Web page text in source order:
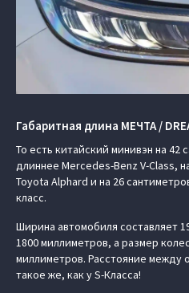
Габаритная длина МЕЧТА /
То есть китайский минивэн на 42
длиннее Mercedes-Benz V-Class,
Toyota Alphard и на 26
класс.
Ширина автомобиля составляет
1800 миллиметров, а размер
миллиметров. Расстояние между
такое же, как у S-Класса!